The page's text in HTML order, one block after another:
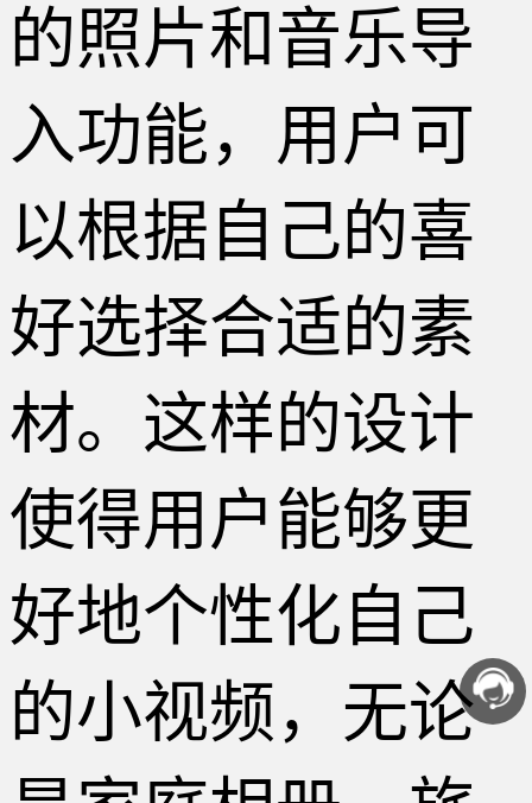
的照片和音乐导
入功能，用户可
以根据自己的喜
好选择合适的素
材。这样的设计
使得用户能够更
好地个性化自己
的小视频，无论